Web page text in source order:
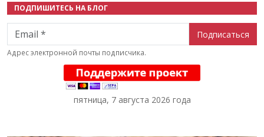
ПОДПИШИТЕСЬ НА БЛОГ
Email
Адрес электронной почты подписчика.
пятница, 7 августа 2026 года